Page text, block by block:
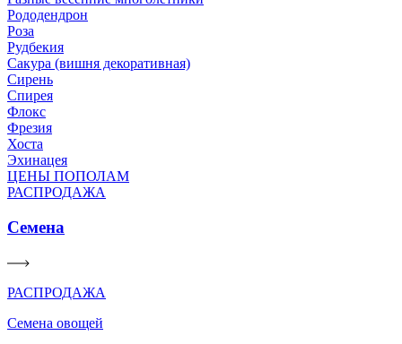
Рододендрон
Роза
Рудбекия
Сакура (вишня декоративная)
Сирень
Спирея
Флокс
Фрезия
Хоста
Эхинацея
ЦЕНЫ ПОПОЛАМ
РАСПРОДАЖА
Семена
РАСПРОДАЖА
Семена овощей